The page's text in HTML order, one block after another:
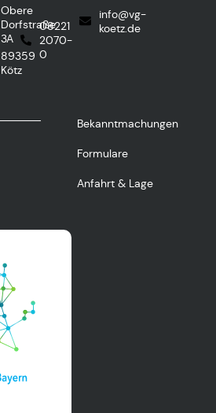
Obere
Dorfstraße
3A
89359
Kötz
08221
2070-
0
info@vg-
koetz.de
Bekanntmachungen
Formulare
Anfahrt & Lage